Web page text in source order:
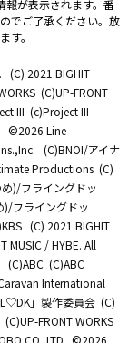
報が表示されます。番
でご了承ください。放
す。
(C) 2021 BIGHIT
(C)UP-FRONT
III (c)Project III
©2026 Line
(C)BNOI/アイナ
Productions (C)
)/フライングドッ
)/フライングドッ
(C) 2021 BIGHIT
MUSIC / HYBE. All
(C)ABC (C)ABC
International
」製作委員会 (C)
(C)UP-FRONT WORKS
CO.,LTD. ©2026